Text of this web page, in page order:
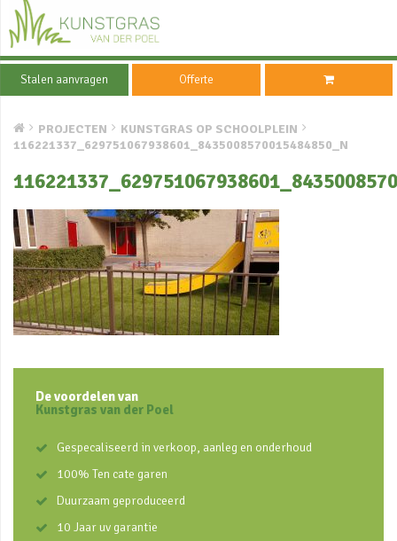
Stalen aanvragen Offerte
PROJECTEN
KUNSTGRAS OP SCHOOLPLEIN
116221337_629751067938601_8435008570015484850_N
De voordelen van
Kunstgras van der Poel
Gespecaliseerd in verkoop, aanleg en onderhoud
100% Ten cate garen
Duurzaam geproduceerd
10 Jaar uv garantie